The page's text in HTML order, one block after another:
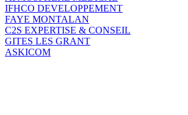
IFHCO DEVELOPPEMENT
FAYE MONTALAN
C2S EXPERTISE & CONSEIL
GITES LES GRANT
ASKICOM